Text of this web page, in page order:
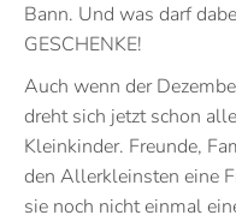
Bann. Und was darf
GESCHENKE!
Auch wenn der
dreht sich jetzt schon
Kleinkinder. Freunde,
den Allerkleinsten eine
sie noch nicht einmal